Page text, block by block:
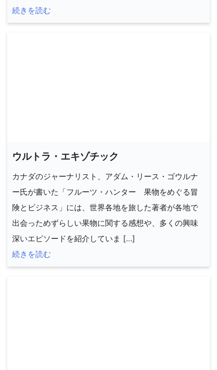
続きを読む
ウルトラ・エキゾチック
カナダのジャーナリスト、アダム・リース・ゴウルナ
ー氏が書いた「フルーツ・ハンター 果物をめぐる冒
険とビジネス」には、世界各地を旅した著者が各地で
出会っためずらしい果物に関する感想や、多くの興味
深いエピソードを紹介していま […]
続きを読む